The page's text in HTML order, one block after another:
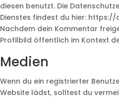
diesen benutzt. Die
Dienstes findest du hier:
Nachdem dein Kommentar
Profilbild öffentlich im Kontext
Medien
Wenn du ein registrierter
Website lädst, solltest du